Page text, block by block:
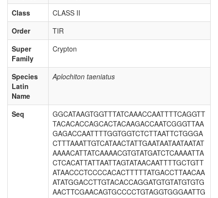
Class
CLASS II
Order
TIR
Super
Family
Crypton
Species
Latin
Name
Aplochiton taeniatus
Seq
GGCATAAGTGGTTTATCAAACCAATTTTCAGGTT
TACACACCAGCACTACAAGACCAATCGGGTTAA
GAGACCAATTTTGGTGGTCTCTTAATTCTGGGA
CTTTAAATTGTCATAACTATTGAATAATAATAATAT
AAAACATTATCAAAACGTGTATGATCTCAAAATTA
CTCACATTATTAATTAGTATAACAATTTTGCTGTT
ATAACCCTCCCCACACTTTTTATGACCTTAACAA
ATATGGACCTTGTACACCAGGATGTGTATGTGTG
AACTTCGAACAGTGCCCCTGTAGGTGGGAATTG